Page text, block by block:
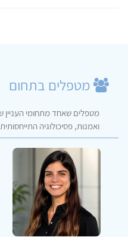
מטפלים בתחום
מטפלים שאחד מתחומי העניין
ואמנות, פסיכולוגיה התייחסותית